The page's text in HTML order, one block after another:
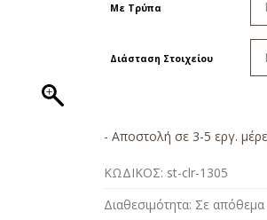
Με Τρύπα
Διάσταση Στοιχείου
- Αποστολή σε 3-5 εργ.
ΚΩΔΙΚΟΣ: st-clr-1305
Διαθεσιμότητα: Σε απόθεμα